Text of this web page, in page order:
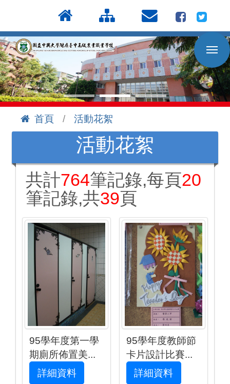
到
主
要
內
容
區
首頁
活動花絮
活動花絮
共計764筆記錄,每頁20
筆記錄,共39頁
95學年度第一學
期廁所佈置美...
詳細資料
95學年度教師節
卡片設計比賽...
詳細資料